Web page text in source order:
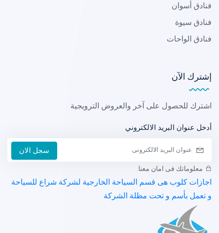
فنادق أسوان
فنادق سيوة
فنادق الواحات
إشترك الآن
اشترك للحصول على آخر والعروض الترويجية
أدخل عنوان البريد الالكتروني
سجل الان
معلوماتك فى امان معنا.
اجازات كلوب هى قسم السياحة الخارجية لشركة شراع للسياحة
و تعمل بأسم و تحت مظلة الشركة